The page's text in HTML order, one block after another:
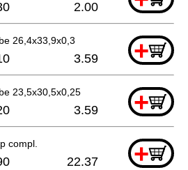
2.00
26,4x33,9x0,3 +
3.59
23,5x30,5x0,25 +
3.59
compl. +
22.37